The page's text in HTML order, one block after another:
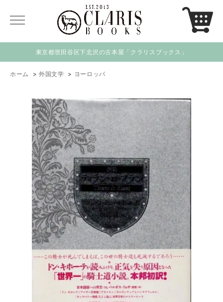
東京都世田谷区下北沢の古本屋「クラリスブックス」
ホーム > 外国文学 > ヨーロッパ